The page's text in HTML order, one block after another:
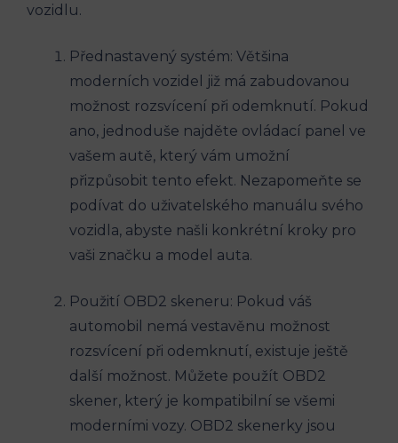
vozidlu.
Přednastavený systém: Většina
moderních vozidel již má zabudovanou
možnost rozsvícení při odemknutí. Pokud
ano, jednoduše najděte ovládací panel ve
vašem autě, který vám umožní
přizpůsobit tento efekt. Nezapomeňte se
podívat do uživatelského manuálu svého
vozidla, abyste našli konkrétní kroky pro
vaši značku a model auta.
Použití OBD2 skeneru: Pokud váš
automobil nemá vestavěnu možnost
rozsvícení při odemknutí, existuje ještě
další možnost. Můžete použít OBD2
skener, který je kompatibilní se všemi
moderními vozy. OBD2 skenerky jsou